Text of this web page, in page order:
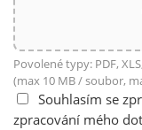
Povolené typy: PDF, XLS,
(max 10 MB / soubor,
Souhlasím se
zpracování mého